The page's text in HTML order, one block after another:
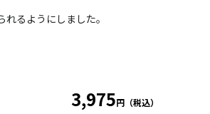
るようにしました。
3,975円（税込）